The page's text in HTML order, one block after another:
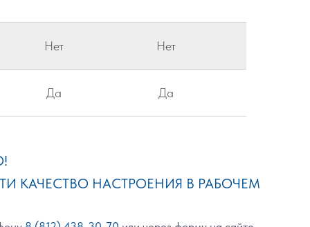
Нет Нет
Да Да
КАЧЕСТВО НАСТРОЕНИЯ В РАБОЧЕМ